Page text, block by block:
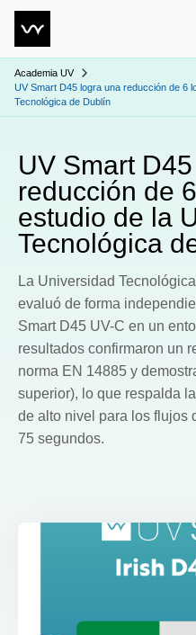
Academia UV
UV Smart D45 logra una reducción de 6
Tecnológica de Dublín
UV Smart
reducción de
estudio de la
Tecnológica
La Universidad
evaluó de forma
Smart D45 UV-C en un
resultados confirmaron un
norma EN 14885 y
superior), lo que respalda
de alto nivel para los flujos
75 segundos.